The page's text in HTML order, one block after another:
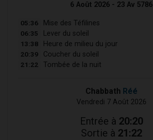
6 Août 2026 - 23 Av 5786
05:36 Mise des Téfilines
06:35 Lever du soleil
13:38 Heure de milieu du jour
20:39 Coucher du soleil
21:22 Tombée de la nuit
Chabbath Réé
Vendredi 7 Août 2026
Entrée à 20:20
Sortie à 21:22